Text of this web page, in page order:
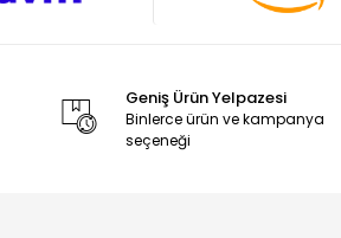
Geniş Ürün Yelpazesi
Binlerce ürün ve kampanya
seçeneği